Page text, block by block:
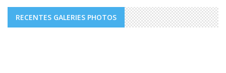
RECENTES GALERIES PHOTOS